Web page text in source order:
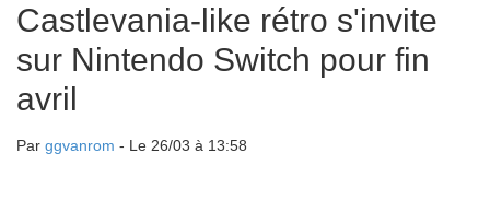
Castlevania-like rétro s'invite
sur Nintendo Switch pour fin
avril
Par ggvanrom - Le 26/03 à 13:58